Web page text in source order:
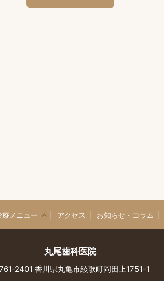
療メニュー アクセス お知らせ・コラム
丸尾歯科医院
2401 香川県丸亀市綾歌町岡田上1751-1